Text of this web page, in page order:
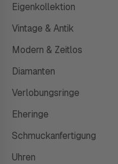
Eigenkollektion
Vintage & Antik
Modern & Zeitlos
Diamanten
Verlobungsringe
Eheringe
Schmuckanfertigung
Uhren